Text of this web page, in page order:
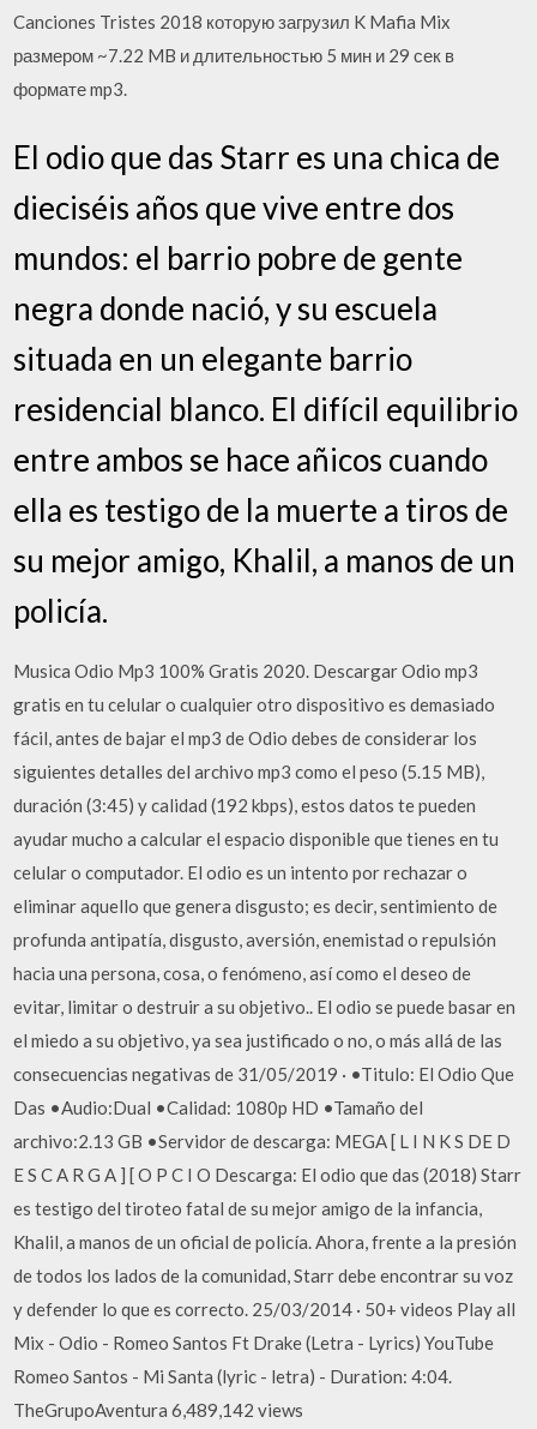
Canciones Tristes 2018 которую загрузил K Mafia Mix
размером ~7.22 MB и длительностью 5 мин и 29 сек в
формате mp3.
El odio que das Starr es una chica de
dieciséis años que vive entre dos
mundos: el barrio pobre de gente
negra donde nació, y su escuela
situada en un elegante barrio
residencial blanco. El difícil equilibrio
entre ambos se hace añicos cuando
ella es testigo de la muerte a tiros de
su mejor amigo, Khalil, a manos de un
policía.
Musica Odio Mp3 100% Gratis 2020. Descargar Odio mp3
gratis en tu celular o cualquier otro dispositivo es demasiado
fácil, antes de bajar el mp3 de Odio debes de considerar los
siguientes detalles del archivo mp3 como el peso (5.15 MB),
duración (3:45) y calidad (192 kbps), estos datos te pueden
ayudar mucho a calcular el espacio disponible que tienes en tu
celular o computador. El odio es un intento por rechazar o
eliminar aquello que genera disgusto; es decir, sentimiento de
profunda antipatía, disgusto, aversión, enemistad o repulsión
hacia una persona, cosa, o fenómeno, así como el deseo de
evitar, limitar o destruir a su objetivo.. El odio se puede basar en
el miedo a su objetivo, ya sea justificado o no, o más allá de las
consecuencias negativas de 31/05/2019 · •Titulo: El Odio Que
Das •Audio:Dual •Calidad: 1080p HD •Tamaño del
archivo:2.13 GB •Servidor de descarga: MEGA [ L I N K S DE D
E S C A R G A ] [ O P C I O Descarga: El odio que das (2018) Starr
es testigo del tiroteo fatal de su mejor amigo de la infancia,
Khalil, a manos de un oficial de policía. Ahora, frente a la presión
de todos los lados de la comunidad, Starr debe encontrar su voz
y defender lo que es correcto. 25/03/2014 · 50+ videos Play all
Mix - Odio - Romeo Santos Ft Drake (Letra - Lyrics) YouTube
Romeo Santos - Mi Santa (lyric - letra) - Duration: 4:04.
TheGrupoAventura 6,489,142 views